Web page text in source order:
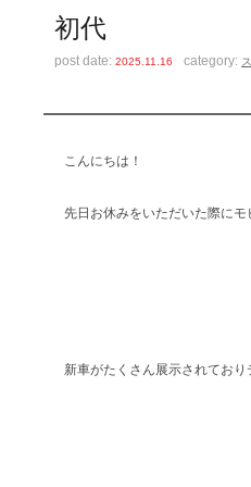
初代
post date:2025.11.16 category:
こんにちは！
先日お休みをいただいた際にモ
新車がたくさん展示されており